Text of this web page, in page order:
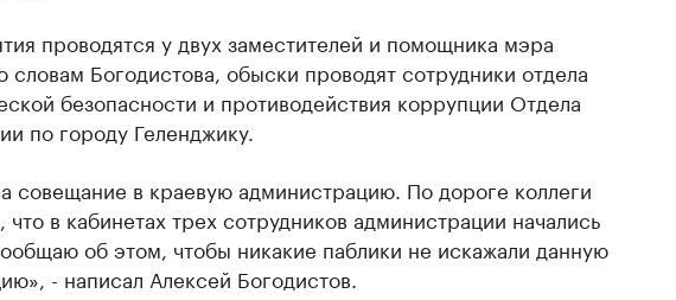
проводятся у двух заместителей и помощника мэра
словам Богодистова, обыски проводят сотрудники отдела
безопасности и противодействия коррупции Отдела
по городу Геленджику.
совещание в краевую администрацию. По дороге коллеги
в кабинетах трех сотрудников администрации начались
об этом, чтобы никакие паблики не искажали данную
- написал Алексей Богодистов.